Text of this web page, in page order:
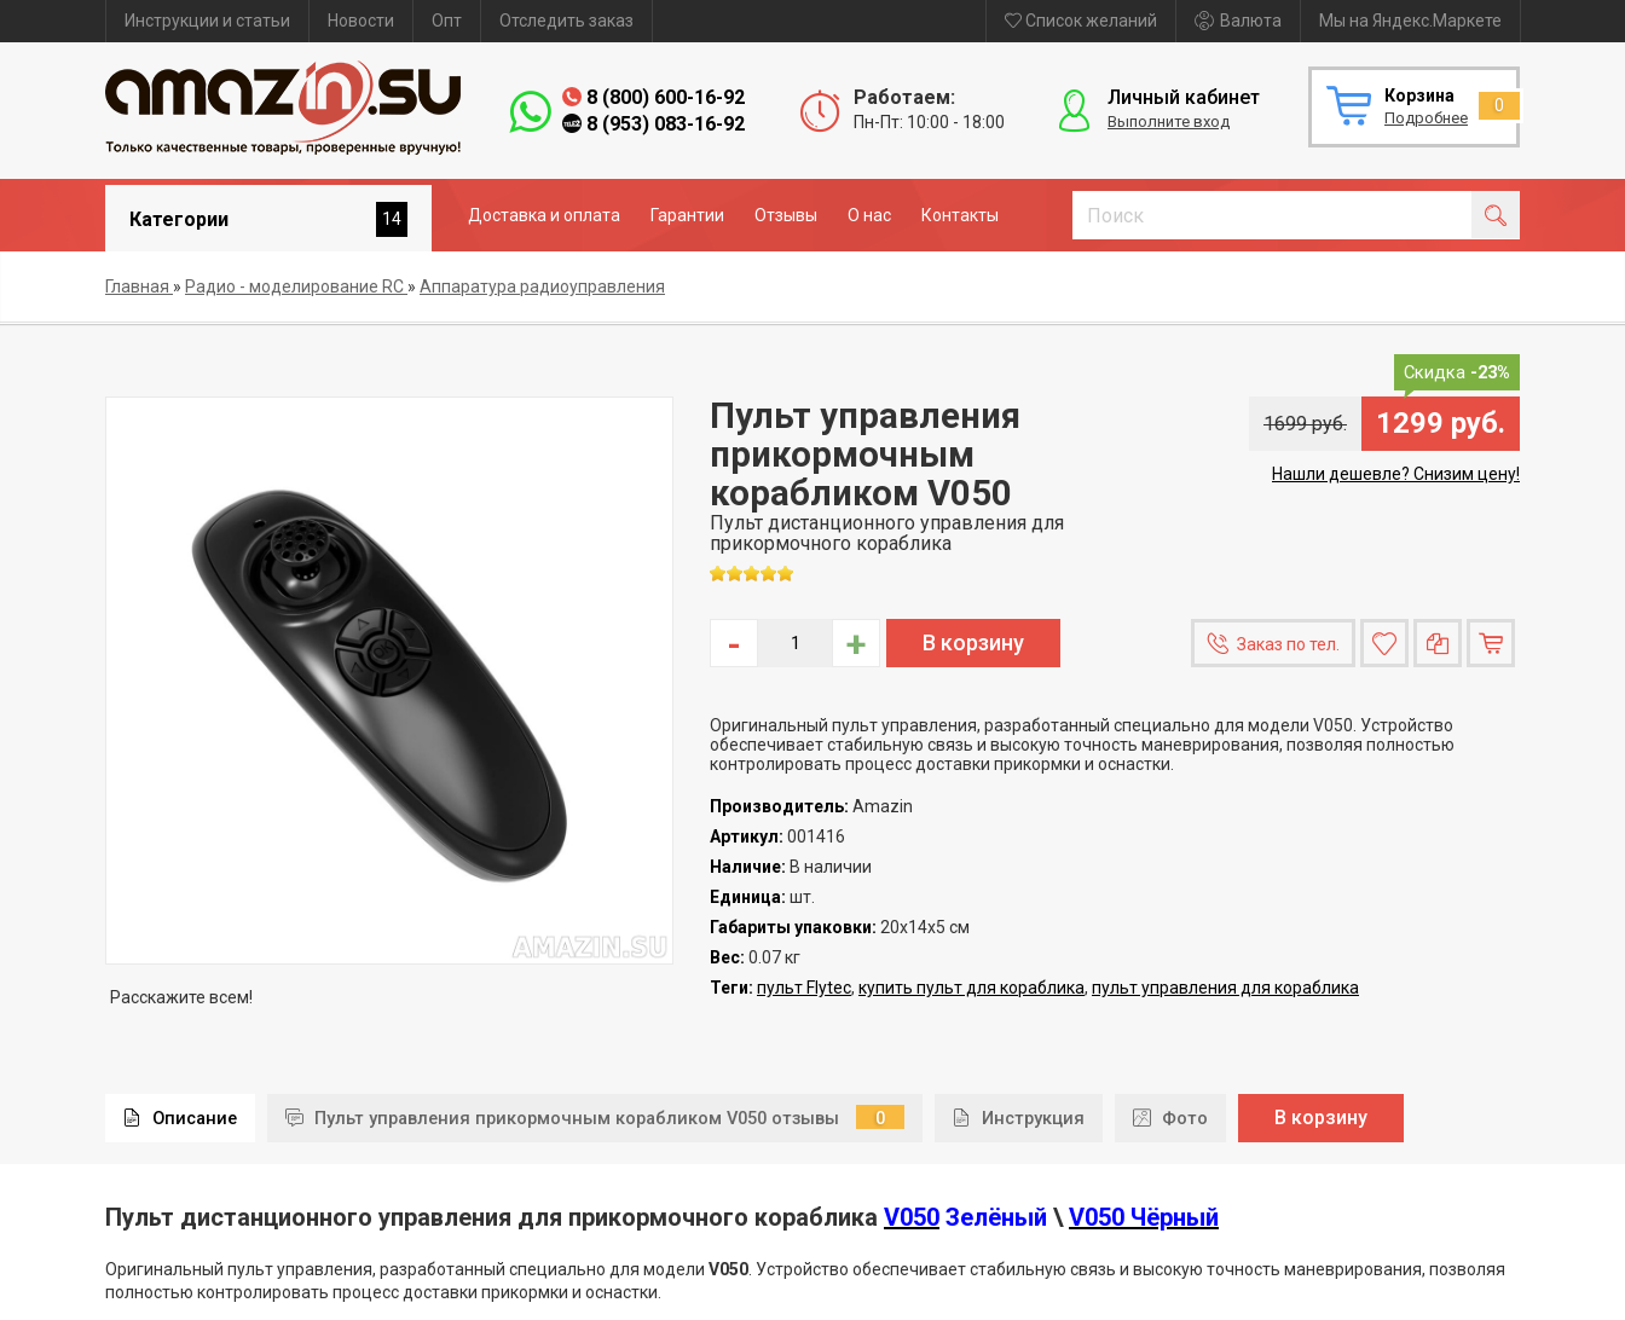
Инструкции и статьи Новости Опт Отследить заказ Список желаний Валюта Мы на Яндекс.Маркете
8 (800) 600-16-92
8 (953) 083-16-92
Работаем:
Пн-Пт: 10:00 - 18:00
Личный кабинет
Выполните вход
Корзина
Подробнее
0
Категории 14 Доставка и оплата Гарантии Отзывы О нас Контакты
Главная » Радио - моделирование RC » Аппаратура радиоуправления
Расскажите всем!
Скидка -23%
Пульт управления
прикормочным
корабликом V050
Пульт дистанционного управления для
прикормочного кораблика
1699 руб. 1299 руб.
Нашли дешевле? Снизим цену!
- + Заказ по тел.
Оригинальный пульт управления, разработанный специально для модели V050. Устройство
обеспечивает стабильную связь и высокую точность маневрирования, позволяя полностью
контролировать процесс доставки прикормки и оснастки.
Производитель: Amazin
Артикул: 001416
Наличие: В наличии
Единица: шт.
Габариты упаковки: 20х14х5 см
Вес: 0.07 кг
Теги: пульт Flytec, купить пульт для кораблика, пульт управления для кораблика
Описание Пульт управления прикормочным корабликом V050 отзывы 0 Инструкция Фото В корзину
Пульт дистанционного управления для прикормочного кораблика V050 Зелёный \V050 Чёрный
Оригинальный пульт управления, разработанный специально для модели V050 . Устройство обеспечивает стабильную связь и высокую точность маневрирования, позволяя
полностью контролировать процесс доставки прикормки и оснастки.